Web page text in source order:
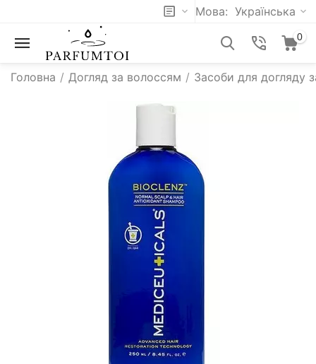
Мова: Українська
0
Головна / Догляд за волоссям / Засоби для догляду